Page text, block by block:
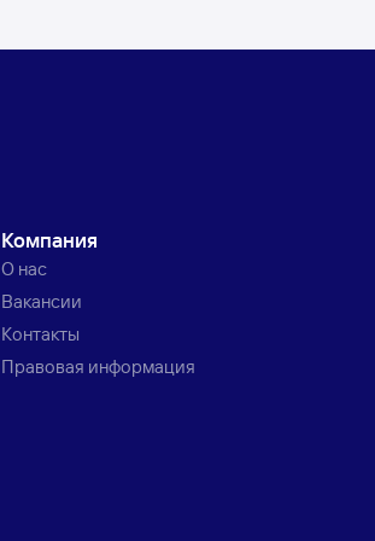
Компания
О нас
Вакансии
Контакты
Правовая информация